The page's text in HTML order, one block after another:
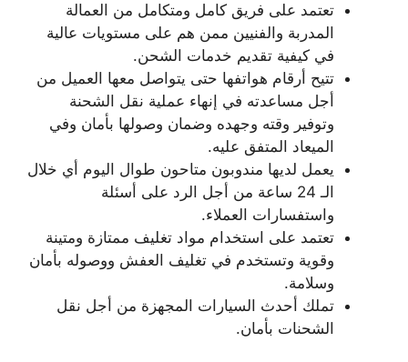
تعتمد على فريق كامل ومتكامل من العمالة
المدربة والفنيين ممن هم على مستويات عالية
في كيفية تقديم خدمات الشحن.
تتيح أرقام هواتفها حتى يتواصل معها العميل من
أجل مساعدته في إنهاء عملية نقل الشحنة
وتوفير وقته وجهده وضمان وصولها بأمان وفي
الميعاد المتفق عليه.
يعمل لديها مندوبون متاحون طوال اليوم أي خلال
الـ 24 ساعة من أجل الرد على أسئلة
واستفسارات العملاء.
تعتمد على استخدام مواد تغليف ممتازة ومتينة
وقوية وتستخدم في تغليف العفش ووصوله بأمان
وسلامة.
تملك أحدث السيارات المجهزة من أجل نقل
الشحنات بأمان.